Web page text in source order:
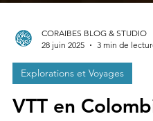
CORAIBES BLOG & STUDIO
28 juin 2025
3 min de lecture
Explorations et Voyages